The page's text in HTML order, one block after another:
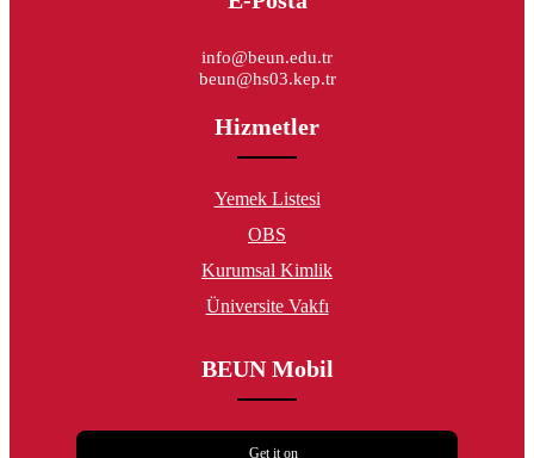
info@beun.edu.tr
beun@hs03.kep.tr
Hizmetler
Yemek Listesi
OBS
Kurumsal Kimlik
Üniversite Vakfı
BEUN Mobil
Get it on